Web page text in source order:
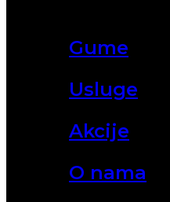
Gume
Usluge
Akcije
O nama